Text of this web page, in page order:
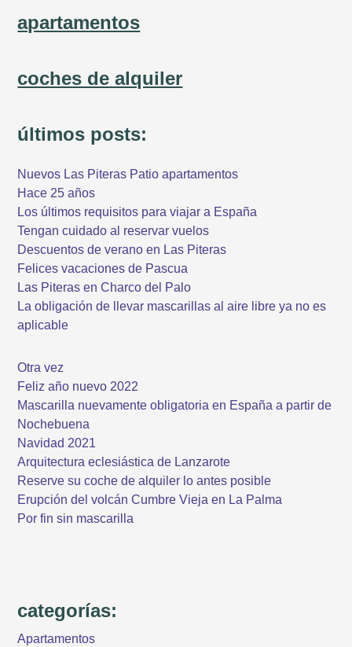
apartamentos
coches de alquiler
últimos posts:
Nuevos Las Piteras Patio apartamentos
Hace 25 años
Los últimos requisitos para viajar a España
Tengan cuidado al reservar vuelos
Descuentos de verano en Las Piteras
Felices vacaciones de Pascua
Las Piteras en Charco del Palo
La obligación de llevar mascarillas al aire libre ya no es
aplicable
Otra vez
Feliz año nuevo 2022
Mascarilla nuevamente obligatoria en España a partir de
Nochebuena
Navidad 2021
Arquitectura eclesiástica de Lanzarote
Reserve su coche de alquiler lo antes posible
Erupción del volcán Cumbre Vieja en La Palma
Por fin sin mascarilla
categorías:
Apartamentos